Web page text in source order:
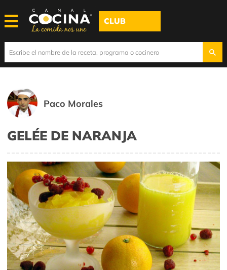
CLUB
Paco Morales
GELÉE DE NARANJA